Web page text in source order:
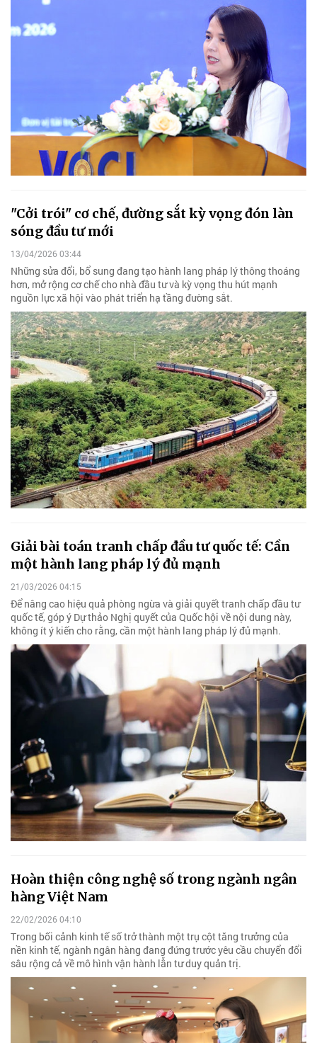
"Cởi trói" cơ chế, đường sắt kỳ vọng đón làn
sóng đầu tư mới
13/04/2026 03:44
Những sửa đổi, bổ sung đang tạo hành lang pháp lý thông thoáng
hơn, mở rộng cơ chế cho nhà đầu tư và kỳ vọng thu hút mạnh
nguồn lực xã hội vào phát triển hạ tầng đường sắt.
Giải bài toán tranh chấp đầu tư quốc tế: Cần
một hành lang pháp lý đủ mạnh
21/03/2026 04:15
Để nâng cao hiệu quả phòng ngừa và giải quyết tranh chấp đầu tư
quốc tế, góp ý Dự thảo Nghị quyết của Quốc hội về nội dung này,
không ít ý kiến cho rằng, cần một hành lang pháp lý đủ mạnh.
Hoàn thiện công nghệ số trong ngành ngân
hàng Việt Nam
22/02/2026 04:10
Trong bối cảnh kinh tế số trở thành một trụ cột tăng trưởng của
nền kinh tế, ngành ngân hàng đang đứng trước yêu cầu chuyển đổi
sâu rộng cả về mô hình vận hành lẫn tư duy quản trị.